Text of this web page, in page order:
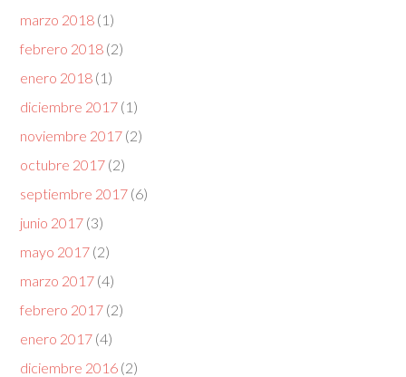
marzo 2018 (1)
febrero 2018 (2)
enero 2018 (1)
diciembre 2017 (1)
noviembre 2017 (2)
octubre 2017 (2)
septiembre 2017 (6)
junio 2017 (3)
mayo 2017 (2)
marzo 2017 (4)
febrero 2017 (2)
enero 2017 (4)
diciembre 2016 (2)